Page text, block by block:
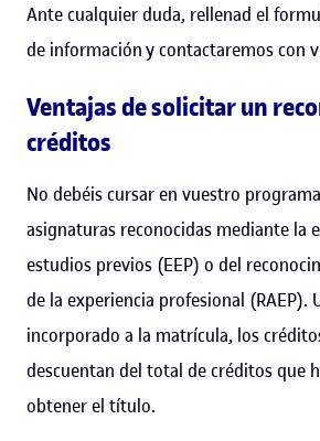
Ante cualquier duda, rellenad el
de información y contactaremos con
Ventajas de solicitar un
créditos
No debéis cursar en vuestro
asignaturas reconocidas mediante la
estudios previos (EEP) o del
de la experiencia profesional (RAEP).
incorporado a la matrícula, los
descuentan del total de créditos que
obtener el título.